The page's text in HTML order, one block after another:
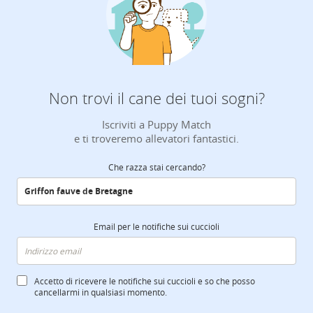
Non trovi il cane dei tuoi sogni?
Iscriviti a Puppy Match
e ti troveremo allevatori fantastici.
Che razza stai cercando?
Email per le notifiche sui cuccioli
Accetto di ricevere le notifiche sui cuccioli e so che posso
cancellarmi in qualsiasi momento.